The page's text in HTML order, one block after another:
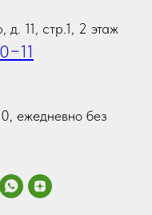
11, стр.1, 2 этаж
ежедневно без